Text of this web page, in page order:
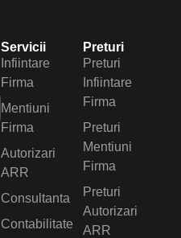
Servicii
Infiintare
Firma
Mentiuni
Firma
Autorizari
ARR
Consultanta
Contabilitate
Preturi
Preturi
Infiintare
Firma
Preturi
Mentiuni
Firma
Preturi
Autorizari
ARR